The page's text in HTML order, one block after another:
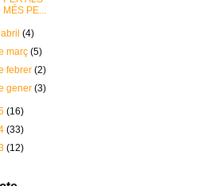
MÉS PE...
(4)
març(5)
febrer(2)
gener(3)
(16)
(33)
(12)